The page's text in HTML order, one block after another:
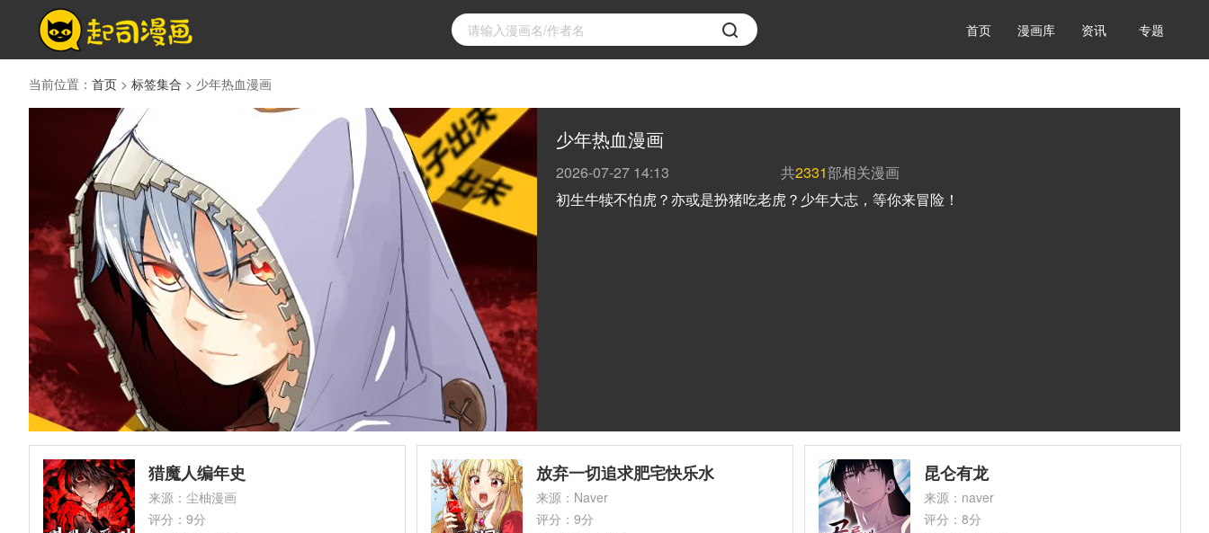
首页 漫画库 资讯 专题
当前位置： 首页 > 标签集合 > 少年热血漫画
少年热血漫画
2026-07-27 14:13 共2331部相关漫画
初生牛犊不怕虎？亦或是扮猪吃老虎？少年大志，等你来冒险！
猎魔人编年史
来源：尘柚漫画
评分：9分
放弃一切追求肥宅快乐水
来源：Naver
评分：9分
昆仑有龙
来源：naver
评分：8分